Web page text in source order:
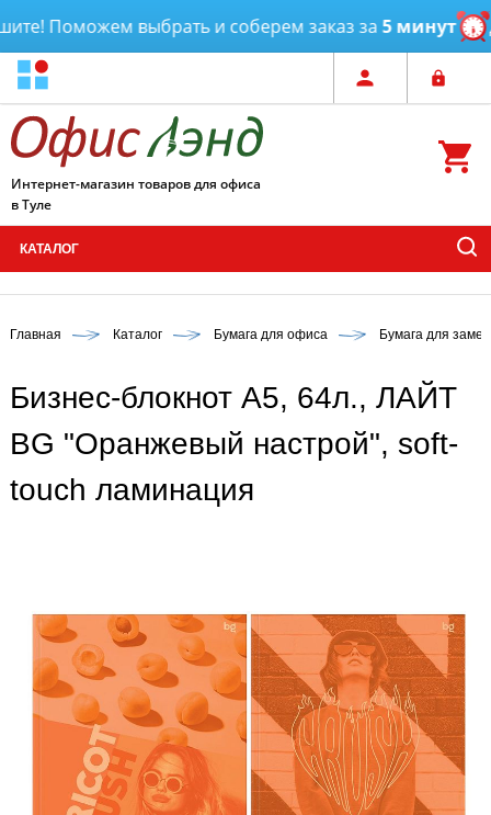
Поможем выбрать и соберем заказ за5 минут
Интернет-магазин товаров для офиса
в Туле
КАТАЛОГ
Главная Каталог Бумага для офиса Бумага для
Бизнес-блокнот А5, 64л., ЛАЙТ
BG "Оранжевый настрой", soft-
touch ламинация